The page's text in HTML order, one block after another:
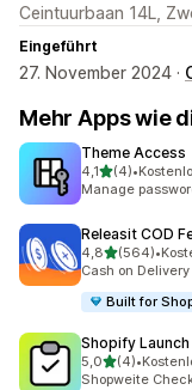
Ceintuurbaan 14L,
Eingeführt
27. November 2024 ·
Mehr Apps wie
Theme Access
4,1von 5 Sternen
(4)
4 Rezensionen
•
Manage
Releasit COD
4,8von 5 Sternen
(564)
564 •
Cash on
Built for
Shopify
5,0von 5 Sternen
(4)
4 Rezensionen
•
Shopweite